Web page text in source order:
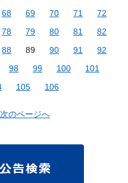
68 69 70 71
72
78 79 80 81
82
88 89 90 91
92
98 99 100
101
105 106
次のページへ